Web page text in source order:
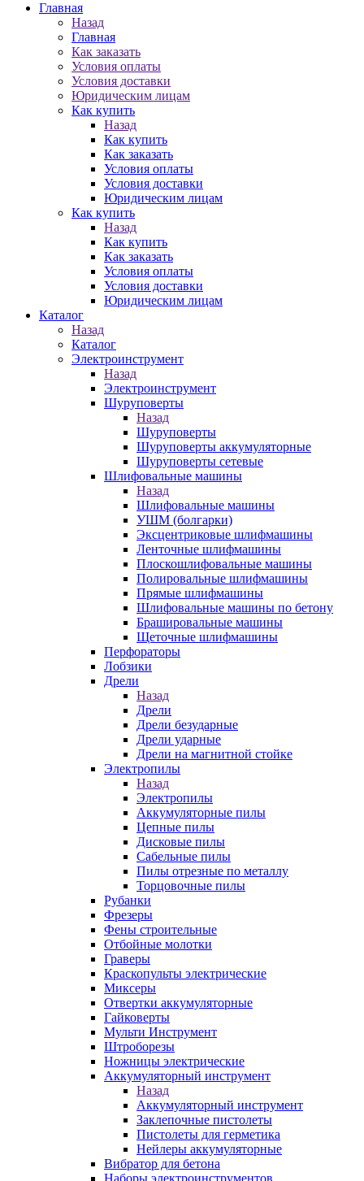
Главная
Назад
Главная
Как заказать
Условия оплаты
Условия доставки
Юридическим лицам
Как купить
Назад
Как купить
Как заказать
Условия оплаты
Условия доставки
Юридическим лицам
Как купить
Назад
Как купить
Как заказать
Условия оплаты
Условия доставки
Юридическим лицам
Каталог
Назад
Каталог
Электроинструмент
Назад
Электроинструмент
Шуруповерты
Назад
Шуруповерты
Шуруповерты аккумуляторные
Шуруповерты сетевые
Шлифовальные машины
Назад
Шлифовальные машины
УШМ (болгарки)
Эксцентриковые шлифмашины
Ленточные шлифмашины
Плоскошлифовальные машины
Полировальные шлифмашины
Прямые шлифмашины
Шлифовальные машины по бетону
Брашировальные машины
Щеточные шлифмашины
Перфораторы
Лобзики
Дрели
Назад
Дрели
Дрели безударные
Дрели ударные
Дрели на магнитной стойке
Электропилы
Назад
Электропилы
Аккумуляторные пилы
Цепные пилы
Дисковые пилы
Сабельные пилы
Пилы отрезные по металлу
Торцовочные пилы
Рубанки
Фрезеры
Фены строительные
Отбойные молотки
Граверы
Краскопульты электрические
Миксеры
Отвертки аккумуляторные
Гайковерты
Мульти Инструмент
Штроборезы
Ножницы электрические
Аккумуляторный инструмент
Назад
Аккумуляторный инструмент
Заклепочные пистолеты
Пистолеты для герметика
Нейлеры аккумуляторные
Вибратор для бетона
Наборы электроинструментов